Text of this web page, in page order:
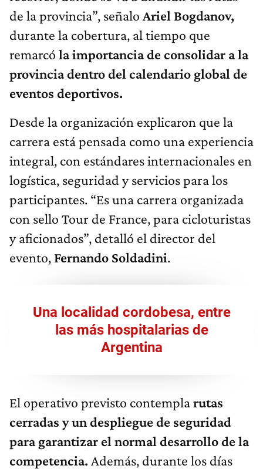
de la provincia”, señalo Ariel Bogdanov,
durante la cobertura, al tiempo que
remarcó la importancia de consolidar a la
provincia dentro del calendario global de
eventos deportivos.
Desde la organización explicaron que la
carrera está pensada como una experiencia
integral, con estándares internacionales en
logística, seguridad y servicios para los
participantes. “Es una carrera organizada
con sello Tour de France, para cicloturistas
y aficionados”, detalló el director del
evento, Fernando Soldadini.
Una localidad cordobesa, entre
las más hospitalarias de
Argentina
El operativo previsto contemplarutas
cerradas y un despliegue de seguridad
para garantizar el normal desarrollo de la
competencia. Además, durante los días